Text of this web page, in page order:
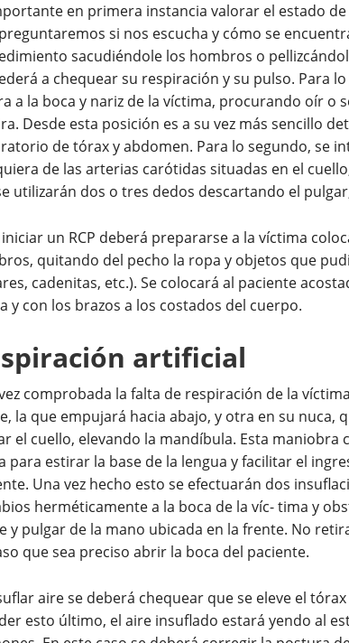
en primera instancia valorar el estado
si nos escucha y cómo se
sacudiéndole los hombros o
a chequear su respiración y su pulso. Para
a la boca y nariz de la víctima, procurando oír o
Desde esta posición es a su vez más sencillo
de tórax y abdomen. Para lo segundo, se
de las arterias carótidas situadas en el
utilizarán dos o tres dedos descartando el
un RCP deberá prepararse a la víctima
quitando del pecho la ropa y objetos que
cadenitas, etc.). Se colocará al paciente
y con los brazos a los costados del cuerpo.
artificial
comprobada la falta de respiración de la
la que empujará hacia abajo, y otra en su nuca,
el cuello, elevando la mandíbula. Esta
para estirar la base de la lengua y facilitar el
Una vez hecho esto se efectuarán dos
herméticamente a la boca de la víc- tima y
y pulgar de la mano ubicada en la frente. No
que sea preciso abrir la boca del paciente.
aire se deberá chequear que se eleve el
esto último, el aire insuflado estará yendo al